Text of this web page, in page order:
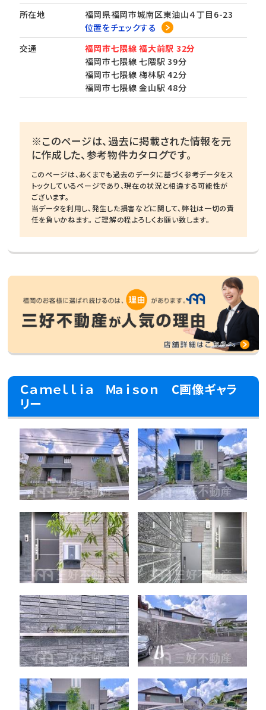
所在地
福岡県福岡市城南区東油山４丁目6-23
位置をチェックする
交通
福岡市七隈線 福大前駅 32分
福岡市七隈線 七隈駅 39分
福岡市七隈線 梅林駅 42分
福岡市七隈線 金山駅 48分
※このページは、過去に掲載された情報を元
に作成した、参考物件カタログです。
このページは、あくまでも過去のデータに基づく参考データをス
トックしているページであり、現在の状況と相違する可能性が
ございます。
当データを利用し、発生した損害などに関して、弊社は一切の責
任を負いかねます。 ご理解の程よろしくお願い致します。
Ｃａｍｅｌｌｉａ Ｍａｉｓｏｎ C画像ギャラ
リー